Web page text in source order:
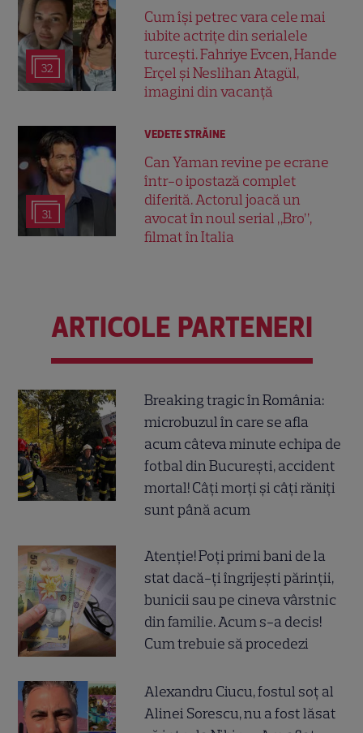
32
Cum își petrec vara cele mai
iubite actrițe din serialele
turcești. Fahriye Evcen, Hande
Erçel și Neslihan Atagül,
imagini din vacanță
31
VEDETE STRĂINE
Can Yaman revine pe ecrane
într-o ipostază complet
diferită. Actorul joacă un
avocat în noul serial „Bro”,
filmat în Italia
ARTICOLE PARTENERI
Breaking tragic în România:
microbuzul în care se afla
acum câteva minute echipa de
fotbal din București, accident
mortal! Câți morți și câți răniți
sunt până acum
Atenție! Poți primi bani de la
stat dacă-ți îngrijești părinții,
bunicii sau pe cineva vârstnic
din familie. Acum s-a decis!
Cum trebuie să procedezi
Alexandru Ciucu, fostul soț al
Alinei Sorescu, nu a fost lăsat